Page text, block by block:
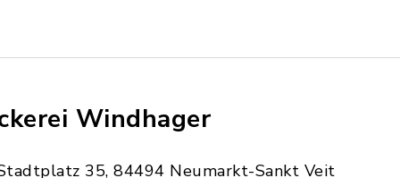
Windhager
35, 84494 Neumarkt-Sankt Veit